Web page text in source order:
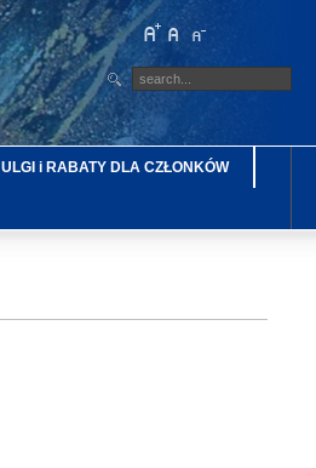
ULGI i RABATY DLA CZŁONKÓW